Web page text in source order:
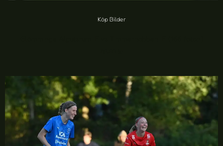
Köp Bilder